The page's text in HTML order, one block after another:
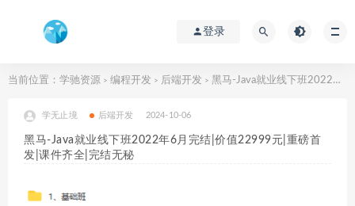
登录
当前位置： 学驰资源 > 编程开发 > 后端开发 > 黑马-Java就业线下班2022年6月完结|价值22999元|重磅首发|课件齐全|完结无秘
学无止境 后端开发 2024-10-06
黑马-Java就业线下班2022年6月完结|价值22999元|重磅首
发|课件齐全|完结无秘